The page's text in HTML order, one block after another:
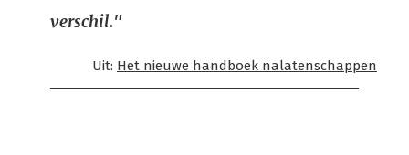
verschil."
Uit: Het nieuwe handboek nalatenschappen